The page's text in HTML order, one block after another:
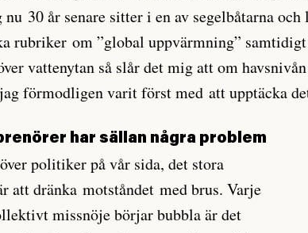
nu 30 år senare sitter i en av segelbåtarna och
rubriker om ”global uppvärmning”
vattenytan så slår det mig att om
förmodligen varit först med att upptäcka
har sällan några problem
politiker på vår sida, det stora
att dränka motståndet med brus. Varje
missnöje börjar bubbla är det